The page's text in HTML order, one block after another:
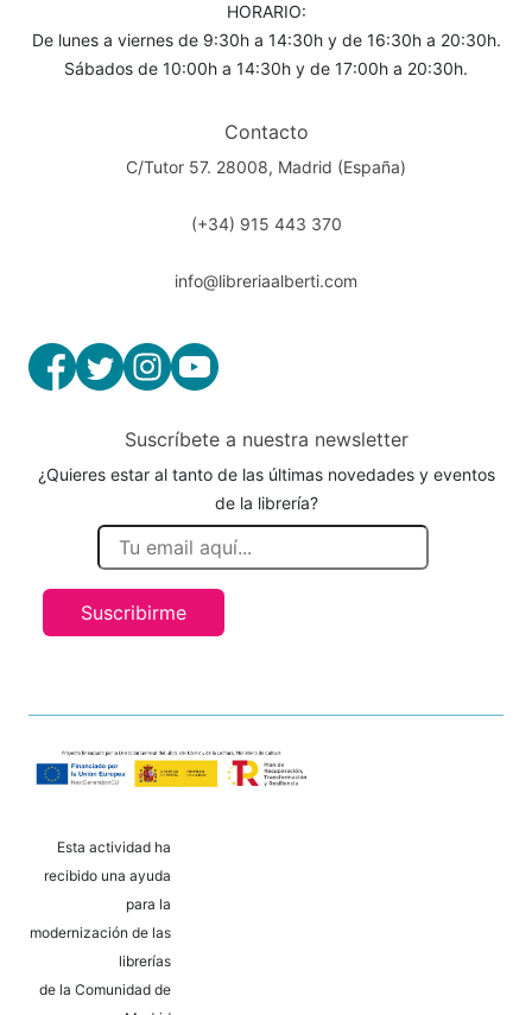
HORARIO:
De lunes a viernes de 9:30h a 14:30h y de 16:30h a 20:30h.
Sábados de 10:00h a 14:30h y de 17:00h a 20:30h.
Contacto
C/Tutor 57. 28008, Madrid (España)
(+34) 915 443 370
info@libreriaalberti.com
Suscríbete a nuestra newsletter
¿Quieres estar al tanto de las últimas novedades y eventos
de la librería?
Suscribirme
Esta actividad ha
recibido una ayuda
para la
modernización de las
librerías
de la Comunidad de